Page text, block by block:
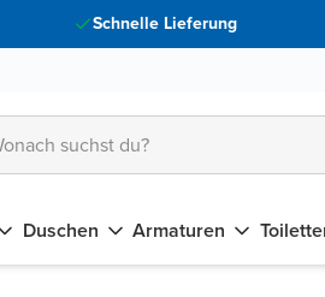
Schnelle Lieferung
Duschen Armaturen